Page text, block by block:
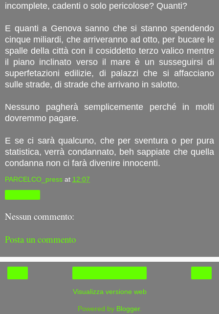
incomplete, cadenti o solo pericolose? Quanti?
E quanti a Genova sanno che si stanno spendendo
cinque miliardi, che arriveranno ad otto, per bucare le
spalle della città con il cosiddetto terzo valico mentre
il piano inclinato verso il mare è un susseguirsi di
superfetazioni edilizie, di palazzi che si affacciano
sulle strade, di strade che arrivano in salotto.
Nessuno pagherà semplicemente perché in molti
dovremmo pagare.
E se ci sarà qualcuno, che per sventura o per pura
statistica, verrà condannato, beh sappiate che quella
condanna non ci farà divenire innocenti.
PARCELCO_press at 12:07
Nessun commento:
Posta un commento
Visualizza versione web
Powered by Blogger.